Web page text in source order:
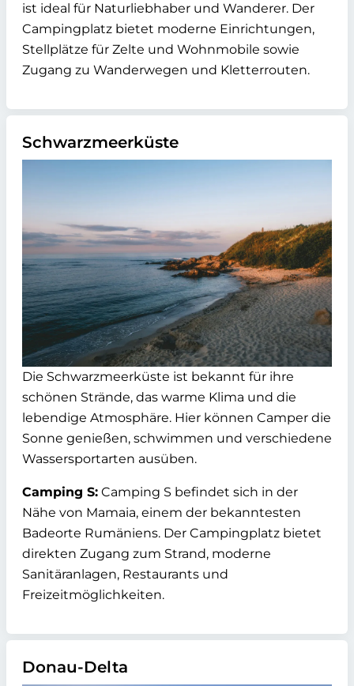
ist ideal für Naturliebhaber und Wanderer. Der
Campingplatz bietet moderne Einrichtungen,
Stellplätze für Zelte und Wohnmobile sowie
Zugang zu Wanderwegen und Kletterrouten.
Schwarzmeerküste
Die Schwarzmeerküste ist bekannt für ihre
schönen Strände, das warme Klima und die
lebendige Atmosphäre. Hier können Camper die
Sonne genießen, schwimmen und verschiedene
Wassersportarten ausüben.
Camping S: Camping S befindet sich in der
Nähe von Mamaia, einem der bekanntesten
Badeorte Rumäniens. Der Campingplatz bietet
direkten Zugang zum Strand, moderne
Sanitäranlagen, Restaurants und
Freizeitmöglichkeiten.
Donau-Delta